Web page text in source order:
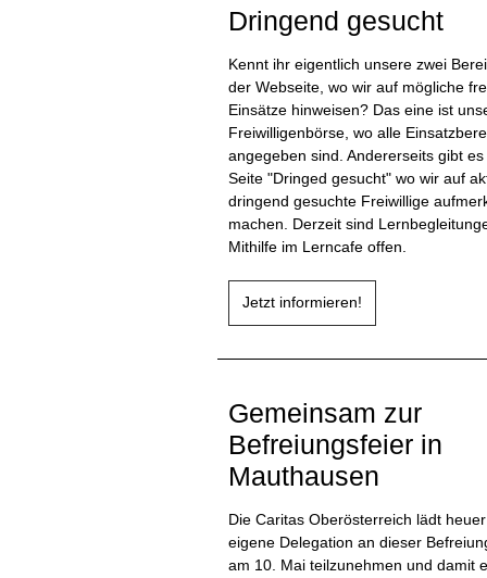
Dringend gesucht
Kennt ihr eigentlich unsere zwei
der Webseite, wo wir auf mögliche
Einsätze hinweisen? Das eine ist
Freiwilligenbörse, wo alle
angegeben sind. Andererseits gibt
Seite "Dringed gesucht" wo wir auf
dringend gesuchte Freiwillige
machen. Derzeit sind
Mithilfe im Lerncafe offen.
Jetzt informieren!
Gemeinsam zur
Befreiungsfeier in
Mauthausen
Die Caritas Oberösterreich lädt
eigene Delegation an dieser
am 10. Mai teilzunehmen und damit